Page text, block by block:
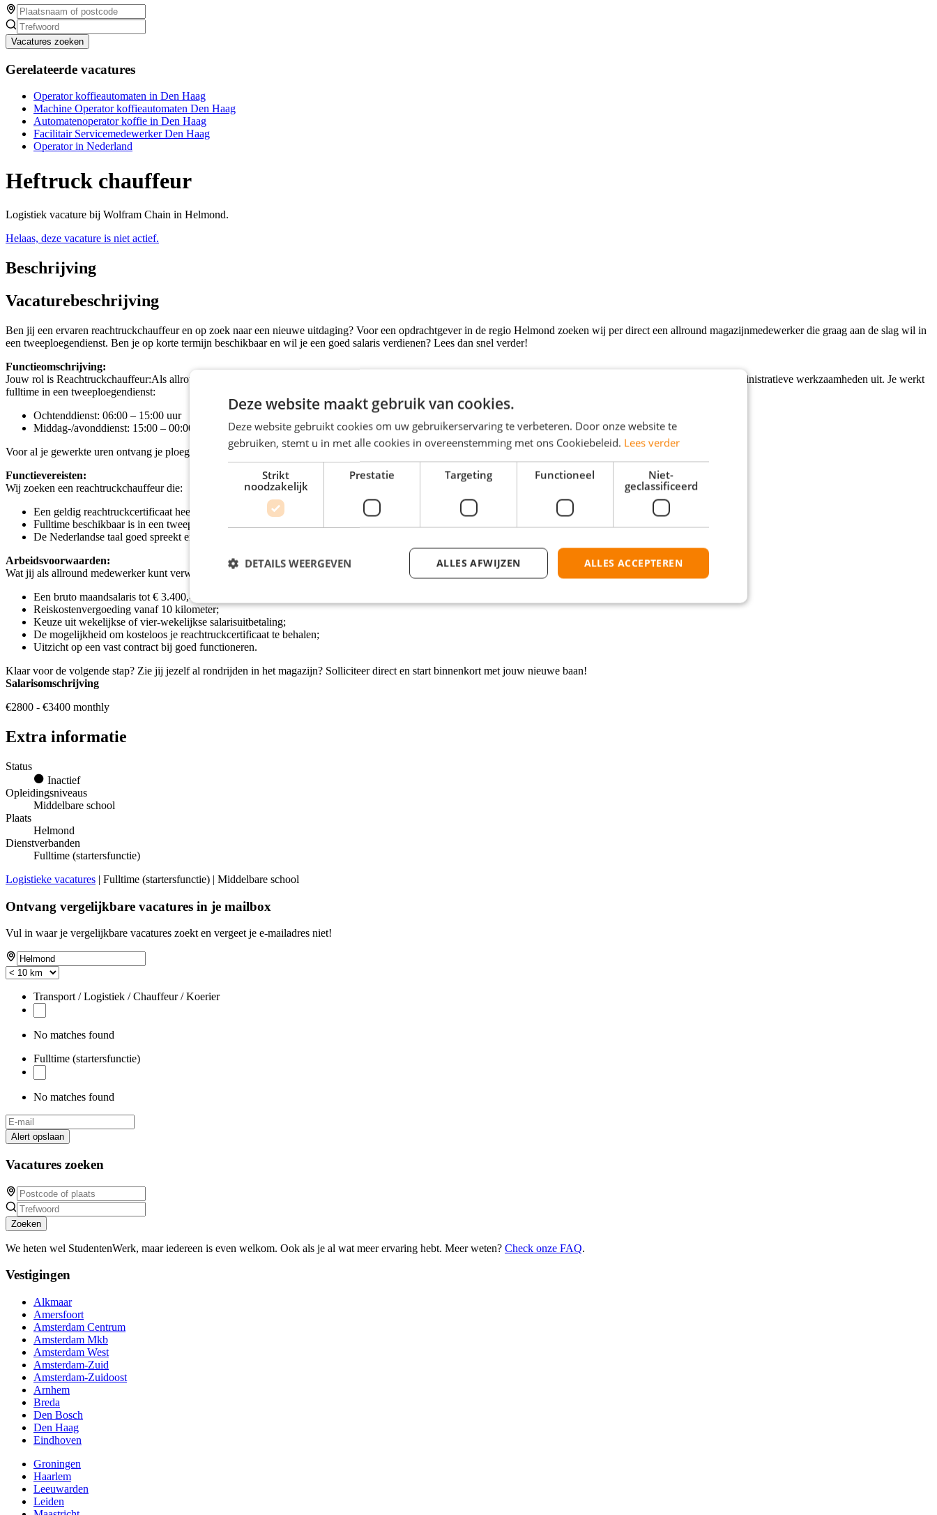
Vacatures zoeken
Gerelateerde vacatures
Operator koffieautomaten in Den Haag
Machine Operator koffieautomaten Den Haag
Automatenoperator koffie in Den Haag
Facilitair Servicemedewerker Den Haag
Operator in Nederland
Heftruck chauffeur
Logistiek vacature bij Wolfram Chain in Helmond.
Helaas, deze vacature is niet actief.
Beschrijving
Vacaturebeschrijving
Ben jij een ervaren reachtruckchauffeur en op zoek naar een nieuwe uitdaging? Voor een opdrachtgever in de regio Helmond zoeken wij per direct een allround magazijnmedewerker die graag aan de slag wil in
een tweeploegendienst. Ben je op korte termijn beschikbaar en wil je een goed salaris verdienen? Lees dan snel verder!
Functieomschrijving:
Jouw rol is Reachtruckchauffeur:Als allround magazijnmedewerker ben jij van alle markten thuis. Je rijdt op de reachtruck, pickt orders met een EPT en voert lichte administratieve werkzaamheden uit. Je werkt
fulltime in een tweeploegendienst:
Ochtenddienst: 06:00 – 15:00 uur
Middag-/avonddienst: 15:00 – 00:00 uur
Voor al je gewerkte uren ontvang je ploegentoeslag. Incidenteel op zaterdag werken is mogelijk, maar niet verplicht.
Functievereisten:
Wij zoeken een reachtruckchauffeur die:
Een geldig reachtruckcertificaat heeft óf bereid is dit gratis te behalen;
Fulltime beschikbaar is in een tweeploegendienst;
De Nederlandse taal goed spreekt en begrijpt.
Arbeidsvoorwaarden:
Wat jij als allround medewerker kunt verwachten:
Een bruto maandsalaris tot € 3.400,- inclusief ploegentoeslag, afhankelijk van ervaring;
Reiskostenvergoeding vanaf 10 kilometer;
Keuze uit wekelijkse of vier-wekelijkse salarisuitbetaling;
De mogelijkheid om kosteloos je reachtruckcertificaat te behalen;
Uitzicht op een vast contract bij goed functioneren.
Klaar voor de volgende stap? Zie jij jezelf al rondrijden in het magazijn? Solliciteer direct en start binnenkort met jouw nieuwe baan!
Salarisomschrijving
€2800 - €3400 monthly
Extra informatie
Status
Inactief
Opleidingsniveaus
Middelbare school
Plaats
Helmond
Dienstverbanden
Fulltime (startersfunctie)
Logistieke vacatures | Fulltime (startersfunctie) | Middelbare school
Ontvang vergelijkbare vacatures in je mailbox
Vul in waar je vergelijkbare vacatures zoekt en vergeet je e-mailadres niet!
Transport / Logistiek / Chauffeur / Koerier
No matches found
Fulltime (startersfunctie)
No matches found
Alert opslaan
Vacatures zoeken
Zoeken
We heten wel StudentenWerk, maar iedereen is even welkom. Ook als je al wat meer ervaring hebt. Meer weten? Check onze FAQ.
Vestigingen
Alkmaar
Amersfoort
Amsterdam Centrum
Amsterdam Mkb
Amsterdam West
Amsterdam-Zuid
Amsterdam-Zuidoost
Arnhem
Breda
Den Bosch
Den Haag
Eindhoven
Groningen
Haarlem
Leeuwarden
Leiden
Deze website maakt gebruik van cookies.
Deze website gebruikt cookies om uw gebruikerservaring te verbeteren. Door onze website te
gebruiken, stemt u in met alle cookies in overeenstemming met ons Cookiebeleid. Lees verder
Strikt
noodzakelijk
Prestatie Targeting Functioneel
Niet-
geclassificeerd
ALLES ACCEPTEREN
ALLES AFWIJZEN
DETAILS WEERGEVEN